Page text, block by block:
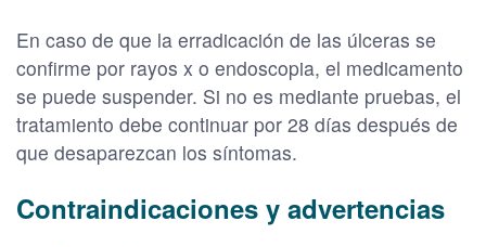
En caso de que la erradicación de las úlceras se
confirme por rayos x o endoscopia, el medicamento
se puede suspender. Si no es mediante pruebas, el
tratamiento debe continuar por 28 días después de
que desaparezcan los síntomas.
Contraindicaciones y advertencias